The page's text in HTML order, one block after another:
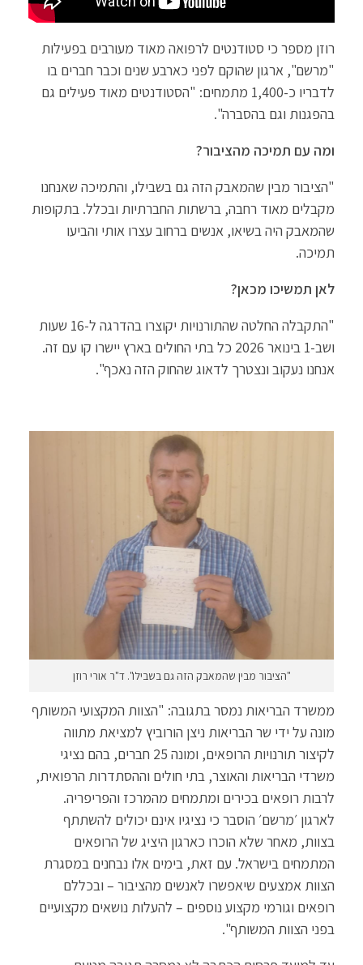
רוזן מספר כי סטודנטים לרפואה מאוד מעורבים בפעילות
"מרשם", ארגון שהוקם לפני כארבע שנים וכבר חברים בו
לדבריו כ-1,400 מתמחים: "הסטודנטים מאוד פעילים גם
בהפגנות וגם בהסברה".
ומה עם תמיכה מהציבור?
"הציבור מבין שהמאבק הזה גם בשבילו, והתמיכה שאנחנו
מקבלים מאוד רחבה, ברשתות החברתיות ובכלל. בתקופות
שהמאבק היה בשיאו, אנשים ברחוב עצרו אותי והביעו
תמיכה.
לאן תמשיכו מכאן?
"התקבלה החלטה שהתורנויות יקוצרו בהדרגה ל-16 שעות
ושב-1 בינואר 2026 כל בתי החולים בארץ יישרו קו עם זה.
אנחנו נעקוב ונצטרך לדאוג שהחוק הזה נאכף".
"הציבור מבין שהמאבק הזה גם בשבילו". ד"ר אורי רוזן
ממשרד הבריאות נמסר בתגובה: "הצוות המקצועי המשותף
מונה על ידי שר הבריאות ניצן הורוביץ למציאת מתווה
לקיצור תורנויות הרופאים, ומונה 25 חברים, בהם נציגי
משרדי הבריאות והאוצר, בתי חולים וההסתדרות הרפואית,
לרבות רופאים בכירים ומתמחים מהמרכז והפריפריה.
לארגון ׳מרשם׳ הוסבר כי נציגיו אינם יכולים להשתתף
בצוות, מאחר שלא הוכרו כארגון היציג של הרופאים
המתמחים בישראל. עם זאת, בימים אלו נבחנים במסגרת
הצוות אמצעים שיאפשרו לאנשים מהציבור – ובכללם
רופאים וגורמי מקצוע נוספים – להעלות נושאים מקצועיים
בפני הצוות המשותף".